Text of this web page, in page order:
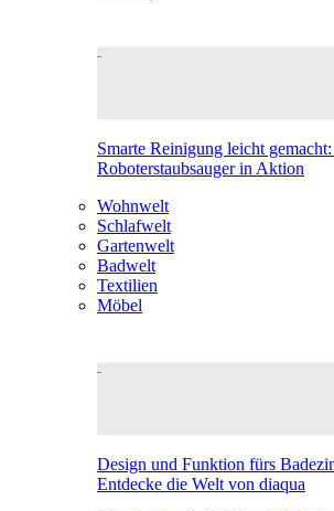
Smarte Reinigung leicht
Roboterstaubsauger in Aktion
Wohnwelt
Schlafwelt
Gartenwelt
Badwelt
Textilien
Möbel
Design und Funktion fürs
Entdecke die Welt von diaqua